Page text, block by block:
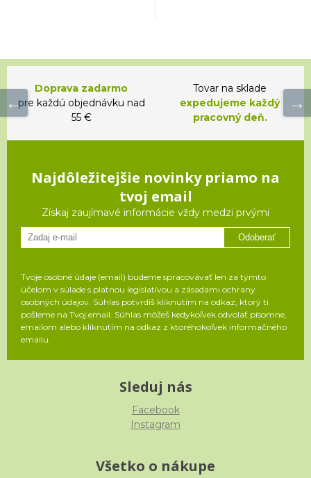
Doprava zadarmo
pre každú objednávku nad
55 €
Tovar na sklade
expedujeme každý
pracovný deň.
Najdôležitejšie novinky priamo na
tvoj email
Získaj zaujímavé informácie vždy medzi prvými
Odoberať
Tvoje osobné údaje (email) budeme spracovávať len za týmto
účelom v súlade s platnou legislatívou a zásadami ochrany
osobných údajov. Súhlas potvrdíš kliknutím na odkaz, ktorý ti
pošleme na Tvoj email. Súhlas môžeš kedykoľvek odvolať písomne,
emailom alebo kliknutím na odkaz z ktoréhokoľvek informačného
emailu.
Sleduj nás
Facebook
Instagram
Všetko o nákupe